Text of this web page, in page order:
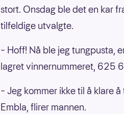
stort. Onsdag ble det en kar
tilfeldige utvalgte.
– Hoff! Nå ble jeg tungpusta,
lagret vinnernummeret, 625
– Jeg kommer ikke til å klare
Embla, flirer mannen.